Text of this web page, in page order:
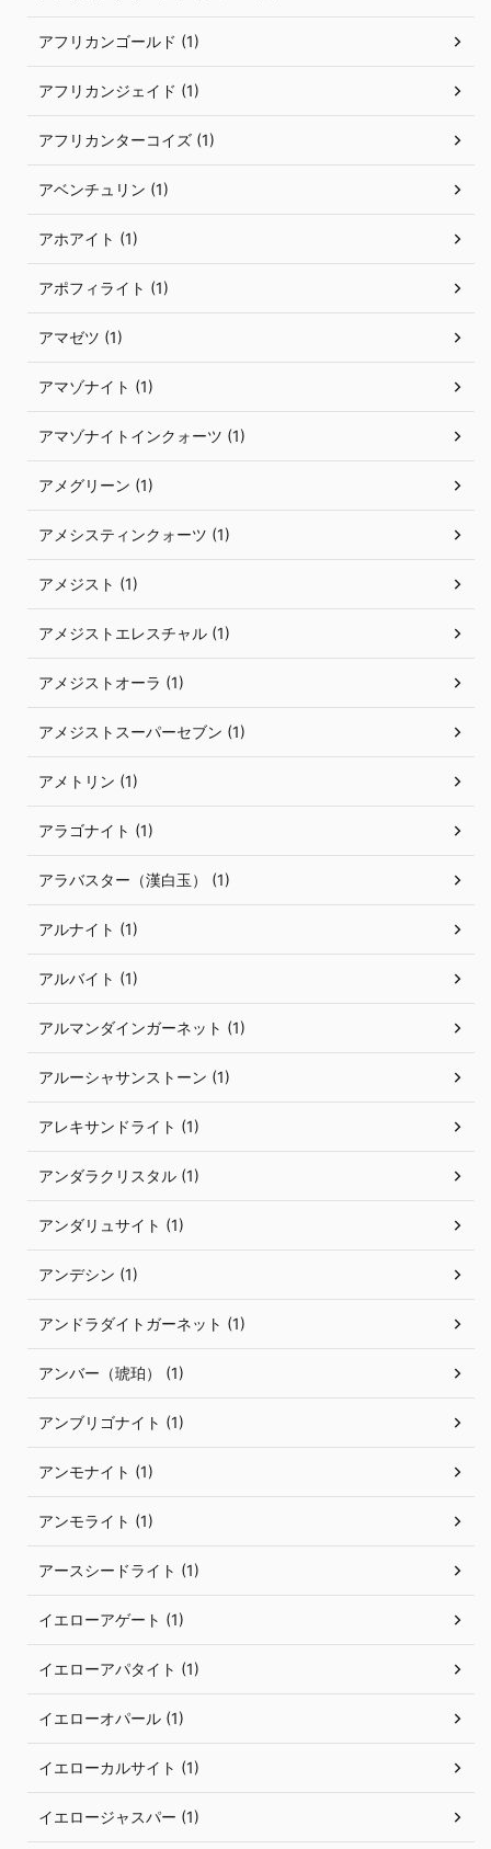
アフリカンゴールド (1)
アフリカンジェイド (1)
アフリカンターコイズ (1)
アベンチュリン (1)
アホアイト (1)
アポフィライト (1)
アマゼツ (1)
アマゾナイト (1)
アマゾナイトインクォーツ (1)
アメグリーン (1)
アメシスティンクォーツ (1)
アメジスト (1)
アメジストエレスチャル (1)
アメジストオーラ (1)
アメジストスーパーセブン (1)
アメトリン (1)
アラゴナイト (1)
アラバスター（漢白玉） (1)
アルナイト (1)
アルバイト (1)
アルマンダインガーネット (1)
アルーシャサンストーン (1)
アレキサンドライト (1)
アンダラクリスタル (1)
アンダリュサイト (1)
アンデシン (1)
アンドラダイトガーネット (1)
アンバー（琥珀） (1)
アンブリゴナイト (1)
アンモナイト (1)
アンモライト (1)
アースシードライト (1)
イエローアゲート (1)
イエローアパタイト (1)
イエローオパール (1)
イエローカルサイト (1)
イエロージャスパー (1)